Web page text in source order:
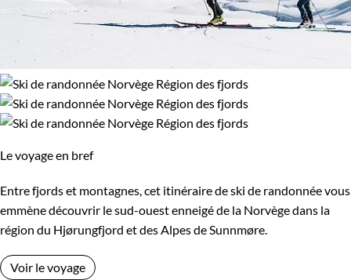
Le voyage en bref
Entre fjords et montagnes, cet itinéraire de ski de randonnée vous
emmène découvrir le sud-ouest enneigé de la Norvège dans la
région du Hjørungfjord et des Alpes de Sunnmøre.
Voir le voyage